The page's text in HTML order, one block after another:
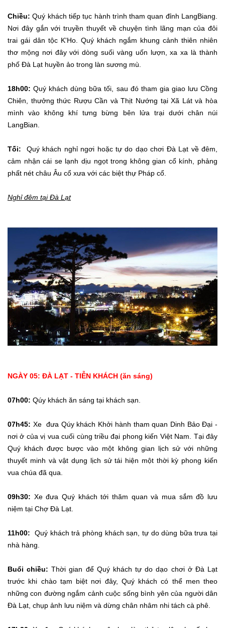
Chiều: Quý khách tiếp tục hành trình tham quan đỉnh LangBiang.
Nơi đây gắn với truyền thuyết về chuyện tình lãng mạn của đôi
trai gái dân tộc K'Ho. Quý khách ngắm khung cảnh thiên nhiên
thơ mộng nơi đây với dòng suối vàng uốn lượn, xa xa là thành
phố Đà Lạt huyền ảo trong làn sương mù.
18h00: Quý khách dùng bữa tối, sau đó tham gia giao lưu Cồng
Chiên, thưởng thức Rượu Cần và Thịt Nướng tại Xã Lát và hòa
mình vào không khí tưng bừng bên lửa trại dưới chân núi
LangBian.
Tối: Quý khách nghỉ ngơi hoặc tự do dạo chơi Đà Lạt về đêm,
cảm nhận cái se lạnh dịu ngọt trong không gian cổ kính, phảng
phất nét châu Âu cổ xưa với các biệt thự Pháp cổ.
Nghỉ đêm tại Đà Lạt
NGÀY 05: ĐÀ LẠT - TIỄN KHÁCH (ăn sáng)
07h00: Qúy khách ăn sáng tại khách sạn.
07h45: Xe đưa Qúy khách Khởi hành tham quan Dinh Bảo Đại -
nơi ở của vị vua cuối cùng triều đại phong kiến Việt Nam. Tại đây
Quý khách được bược vào một không gian lịch sử với những
thuyết minh và vật dụng lịch sử tái hiện một thời kỳ phong kiến
vua chúa đã qua.
09h30: Xe đưa Quý khách tới thăm quan và mua sắm đồ lưu
niệm tại Chợ Đà Lạt.
11h00: Quý khách trả phòng khách sạn, tự do dùng bữa trưa tại
nhà hàng.
Buổi chiều:Thời gian để Quý khách tự do dạo chơi ở Đà Lạt
trước khi chào tạm biệt nơi đây, Quý khách có thể men theo
những con đường ngắm cảnh cuộc sống bình yên của người dân
Đà Lạt, chụp ảnh lưu niệm và dừng chân nhâm nhi tách cà phê.